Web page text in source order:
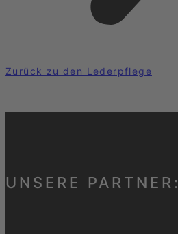
Zurück zu den Lederpflege
UNSERE PARTNER: